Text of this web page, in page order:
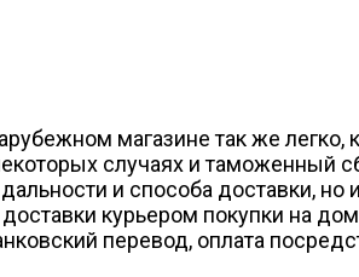
магазине так же легко,
случаях и таможенный
и способа доставки,
курьером покупки на
перевод, оплата